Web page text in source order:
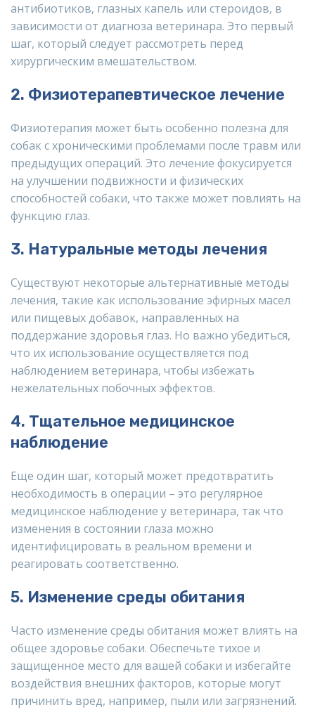
антибиотиков, глазных капель или стероидов, в
зависимости от диагноза ветеринара. Это первый
шаг, который следует рассмотреть перед
хирургическим вмешательством.
2. Физиотерапевтическое лечение
Физиотерапия может быть особенно полезна для
собак с хроническими проблемами после травм или
предыдущих операций. Это лечение фокусируется
на улучшении подвижности и физических
способностей собаки, что также может повлиять на
функцию глаз.
3. Натуральные методы лечения
Существуют некоторые альтернативные методы
лечения, такие как использование эфирных масел
или пищевых добавок, направленных на
поддержание здоровья глаз. Но важно убедиться,
что их использование осуществляется под
наблюдением ветеринара, чтобы избежать
нежелательных побочных эффектов.
4. Тщательное медицинское
наблюдение
Еще один шаг, который может предотвратить
необходимость в операции – это регулярное
медицинское наблюдение у ветеринара, так что
изменения в состоянии глаза можно
идентифицировать в реальном времени и
реагировать соответственно.
5. Изменение среды обитания
Часто изменение среды обитания может влиять на
общее здоровье собаки. Обеспечьте тихое и
защищенное место для вашей собаки и избегайте
воздействия внешних факторов, которые могут
причинить вред, например, пыли или загрязнений.